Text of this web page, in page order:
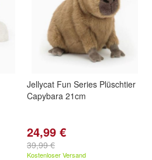
Jellycat Fun Series Plüschtier
Capybara 21cm
24,99 €
39,99 €
Kostenloser Versand